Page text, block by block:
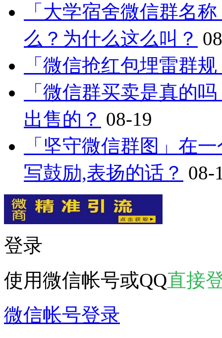
「大学宿舍微信群名
么？为什么这么叫？
「微信抢红包埋雷群
「微信群买卖是真的
出售的？ 08-19
「坚守微信群图」在
写鼓励,表扬的话？ 08-
登录
使用微信帐号或QQ直接
微信帐号登录